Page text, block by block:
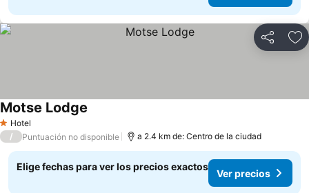
Compartir
1 Estrellas
Hotel
Motse Lodge
/ Puntuación no disponible a 2.4 km de: Centro de la ciudad
Elige fechas para ver los precios exactos
Ver precios